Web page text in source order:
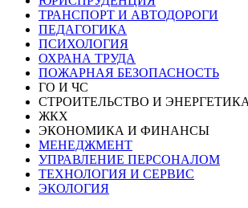
ТРАНСПОРТ И АВТОДОРОГИ
ПЕДАГОГИКА
ПСИХОЛОГИЯ
ОХРАНА ТРУДА
ПОЖАРНАЯ БЕЗОПАСНОСТЬ
ГО И ЧС
СТРОИТЕЛЬСТВО И ЭНЕРГЕТИКА
ЖКХ
ЭКОНОМИКА И ФИНАНСЫ
МЕНЕДЖМЕНТ
УПРАВЛЕНИЕ ПЕРСОНАЛОМ
ТЕХНОЛОГИЯ И СЕРВИС
ЭКОЛОГИЯ